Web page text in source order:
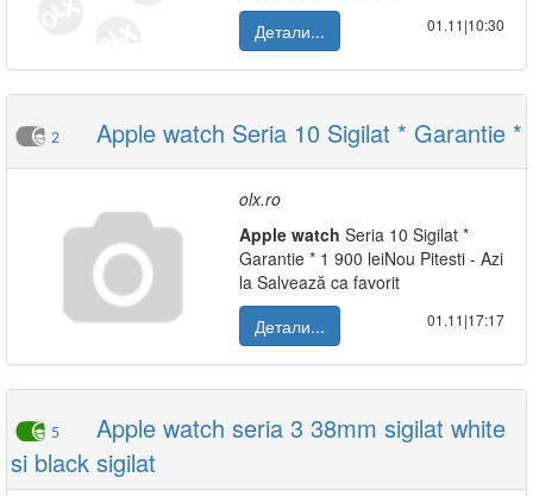
Детали...
01.11|10:30
2 Apple watch Seria 10 Sigilat * Garantie *
olx.ro
Apple watch Seria 10 Sigilat *
Garantie * 1 900 leiNou Pitesti - Azi
la Salvează ca favorit
Детали...
01.11|17:17
5
Apple watch seria 3 38mm sigilat white
si black sigilat